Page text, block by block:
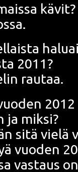
kävit?
2011?
rau­taa.
ja miksi?
sitä vie­lä
vuo­den
vas­taus